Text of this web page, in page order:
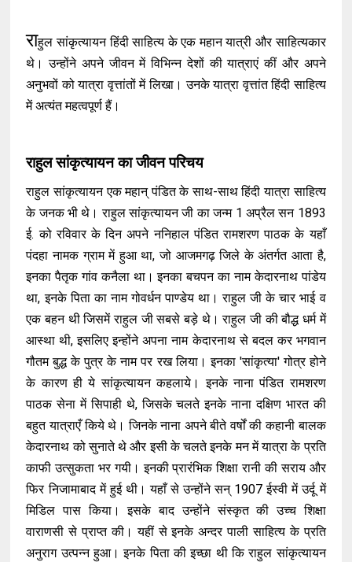
राहुल सांकृत्यायन हिंदी साहित्य के एक महान यात्री और साहित्यकार
थे। उन्होंने अपने जीवन में विभिन्न देशों की यात्राएं कीं और अपने
अनुभवों को यात्रा वृत्तांतों में लिखा। उनके यात्रा वृत्तांत हिंदी साहित्य
में अत्यंत महत्वपूर्ण हैं।
राहुल सांकृत्यायन का जीवन परिचय
राहुल सांकृत्यायन एक महान् पंडित के साथ-साथ हिंदी यात्रा साहित्य
के जनक भी थे। राहुल सांकृत्यायन जी का जन्म 1 अप्रैल सन 1893
ई. को रविवार के दिन अपने ननिहाल पंडित रामशरण पाठक के यहाँ
पंदहा नामक ग्राम में हुआ था, जो आजमगढ़ जिले के अंतर्गत आता है,
इनका पैतृक गांव कनैला था। इनका बचपन का नाम केदारनाथ पांडेय
था, इनके पिता का नाम गोवर्धन पाण्डेय था। राहुल जी के चार भाई व
एक बहन थी जिसमें राहुल जी सबसे बड़े थे। राहुल जी की बौद्ध धर्म में
आस्था थी, इसलिए इन्होंने अपना नाम केदारनाथ से बदल कर भगवान
गौतम बुद्ध के पुत्र के नाम पर रख लिया। इनका 'सांकृत्या' गोत्र होने
के कारण ही ये सांकृत्यायन कहलाये। इनके नाना पंडित रामशरण
पाठक सेना में सिपाही थे, जिसके चलते इनके नाना दक्षिण भारत की
बहुत यात्राएँ किये थे। जिनके नाना अपने बीते वर्षों की कहानी बालक
केदारनाथ को सुनाते थे और इसी के चलते इनके मन में यात्रा के प्रति
काफी उत्सुकता भर गयी। इनकी प्रारंभिक शिक्षा रानी की सराय और
फिर निजामाबाद में हुई थी। यहाँ से उन्होंने सन् 1907 ईस्वी में उर्दू में
मिडिल पास किया। इसके बाद उन्होंने संस्कृत की उच्च शिक्षा
वाराणसी से प्राप्त की। यहीं से इनके अन्दर पाली साहित्य के प्रति
अनुराग उत्पन्न हुआ। इनके पिता की इच्छा थी कि राहुल सांकृत्यायन